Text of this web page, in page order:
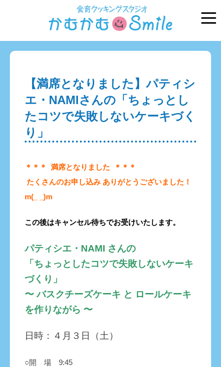
【満席となりました】パティシ
エ・NAMIさんの「ちょっとし
たコツで失敗しないケーキづく
り」
＊＊＊ 満席となりました ＊＊＊
たくさんのお申し込み ありがとうございました！
m(_ _)m
この後はキャンセル待ちでお受けいたします。
パティシエ・NAMI さんの
「ちょっとしたコツで失敗しないケーキ
づくり」
〜 バスクチーズケーキ と ロールケーキ
を作りながら 〜
日時：４月３日（土）
○開 場 9:45